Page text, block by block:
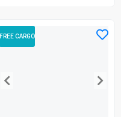
FREE CARGO